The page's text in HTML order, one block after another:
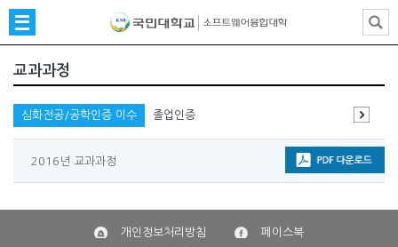
교과과정
심화전공/공학인증 이수 졸업인증
2016년 교과과정
개인정보처리방침 페이스북